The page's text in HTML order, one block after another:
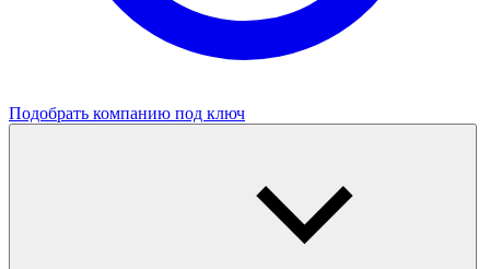
Подобрать компанию под ключ